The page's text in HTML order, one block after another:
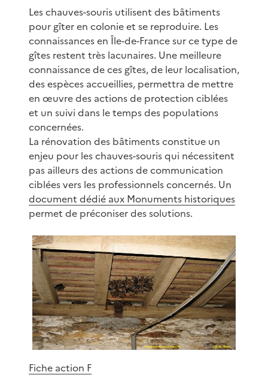
Les chauves-souris utilisent des bâtiments
pour gîter en colonie et se reproduire. Les
connaissances en Île-de-France sur ce type de
gîtes restent très lacunaires. Une meilleure
connaissance de ces gîtes, de leur localisation,
des espèces accueillies, permettra de mettre
en œuvre des actions de protection ciblées
et un suivi dans le temps des populations
concernées.
La rénovation des bâtiments constitue un
enjeu pour les chauves-souris qui nécessitent
pas ailleurs des actions de communication
ciblées vers les professionnels concernés. Un
document dédié aux Monuments historiques
permet de préconiser des solutions.
Fiche action F